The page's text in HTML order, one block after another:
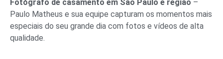
Fotógrafo de casamento em São Paulo e região –
Paulo Matheus e sua equipe capturam os momentos mais
especiais do seu grande dia com fotos e vídeos de alta
qualidade.